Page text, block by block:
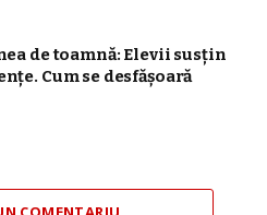
de toamnă: Elevii susțin
Cum se desfășoară